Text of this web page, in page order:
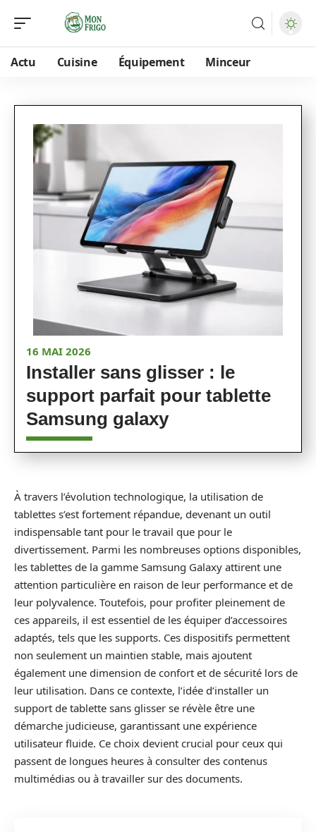
Actu Cuisine Équipement Minceur
16 MAI 2026
Installer sans glisser : le
support parfait pour tablette
Samsung galaxy
À travers l’évolution technologique, la utilisation de
tablettes s’est fortement répandue, devenant un outil
indispensable tant pour le travail que pour le
divertissement. Parmi les nombreuses options disponibles,
les tablettes de la gamme Samsung Galaxy attirent une
attention particulière en raison de leur performance et de
leur polyvalence. Toutefois, pour profiter pleinement de
ces appareils, il est essentiel de les équiper d’accessoires
adaptés, tels que les supports. Ces dispositifs permettent
non seulement un maintien stable, mais ajoutent
également une dimension de confort et de sécurité lors de
leur utilisation. Dans ce contexte, l’idée d’installer un
support de tablette sans glisser se révèle être une
démarche judicieuse, garantissant une expérience
utilisateur fluide. Ce choix devient crucial pour ceux qui
passent de longues heures à consulter des contenus
multimédias ou à travailler sur des documents.